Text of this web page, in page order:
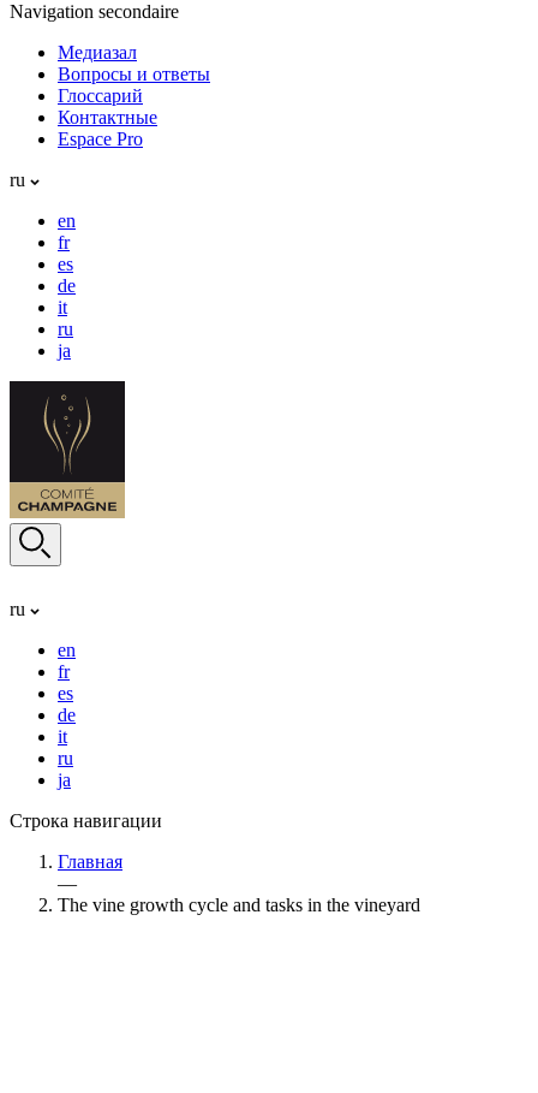
Navigation secondaire
Медиазал
Вопросы и ответы
Глоссарий
Контактные
Espace Pro
ru
en
fr
es
de
it
ru
ja
ru
en
fr
es
de
it
ru
ja
Строка навигации
Главная
—
The vine growth cycle and tasks in the vineyard